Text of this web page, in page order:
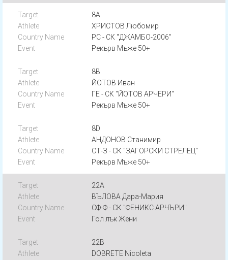
8A
ХРИСТОВ Любомир
РС - СК "ДЖАМБО-2006"
Рекърв Мъже 50+
8B
ЙОТОВ Иван
ГЕ - СК "ЙОТОВ АРЧЕРИ"
Рекърв Мъже 50+
8D
АНДОНОВ Станимир
СТ-З - СК "ЗАГОРСКИ СТРЕЛЕЦ"
Рекърв Мъже 50+
22A
ВЪЛОВА Дара-Мария
СФ-Ф - СК "ФЕНИКС АРЧЪРИ"
Гол лък Жени
22B
DOBRETE Nicoleta